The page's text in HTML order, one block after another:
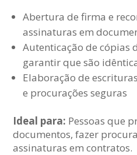
Abertura de firma e
assinaturas em
Autenticação de cópias
garantir que são
Elaboração de
e procurações seguras
Ideal para: Pessoas que
documentos, fazer
assinaturas em contratos.